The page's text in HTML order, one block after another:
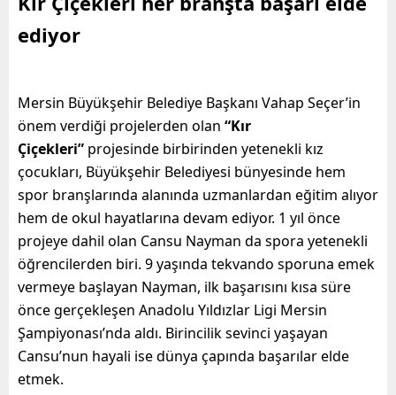
ediyor
Mersin Büyükşehir Belediye Başkanı Vahap Seçer’in
önem verdiği projelerden olan “Kır
Çiçekleri” projesinde birbirinden yetenekli kız
çocukları, Büyükşehir Belediyesi bünyesinde hem
spor branşlarında alanında uzmanlardan eğitim alıyor
hem de okul hayatlarına devam ediyor. 1 yıl önce
projeye dahil olan Cansu Nayman da spora yetenekli
öğrencilerden biri. 9 yaşında tekvando sporuna emek
vermeye başlayan Nayman, ilk başarısını kısa süre
önce gerçekleşen Anadolu Yıldızlar Ligi Mersin
Şampiyonası’nda aldı. Birincilik sevinci yaşayan
Cansu’nun hayali ise dünya çapında başarılar elde
etmek.